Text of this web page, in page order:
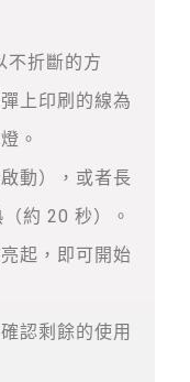
不折斷的方
上印刷的線為
。
動），或者長
約 20 秒）。
起，即可開始
認剩餘的使用